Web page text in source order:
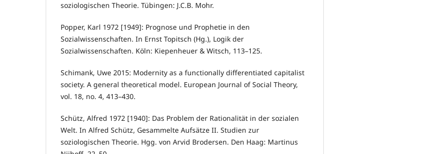
soziologischen Theorie. Tübingen: J.C.B. Mohr.
Popper, Karl 1972 [1949]: Prognose und Prophetie in den
Sozialwissenschaften. In Ernst Topitsch (Hg.), Logik der
Sozialwissenschaften. Köln: Kiepenheuer & Witsch, 113–125.
Schimank, Uwe 2015: Modernity as a functionally differentiated capitalist
society. A general theoretical model. European Journal of Social Theory,
vol. 18, no. 4, 413–430.
Schütz, Alfred 1972 [1940]: Das Problem der Rationalität in der sozialen
Welt. In Alfred Schütz, Gesammelte Aufsätze II. Studien zur
soziologischen Theorie. Hgg. von Arvid Brodersen. Den Haag: Martinus